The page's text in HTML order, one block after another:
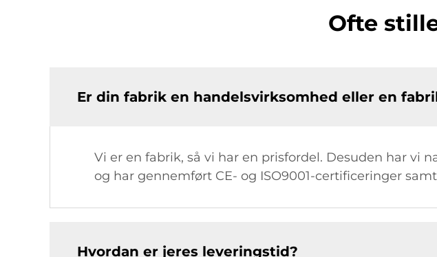
Ofte
Er din fabrik en handelsvirksomhed eller en
Vi er en fabrik, så vi har en prisfordel. Desuden har vi
og har gennemført CE- og ISO9001-certificeringer
Hvordan er jeres leveringstid?